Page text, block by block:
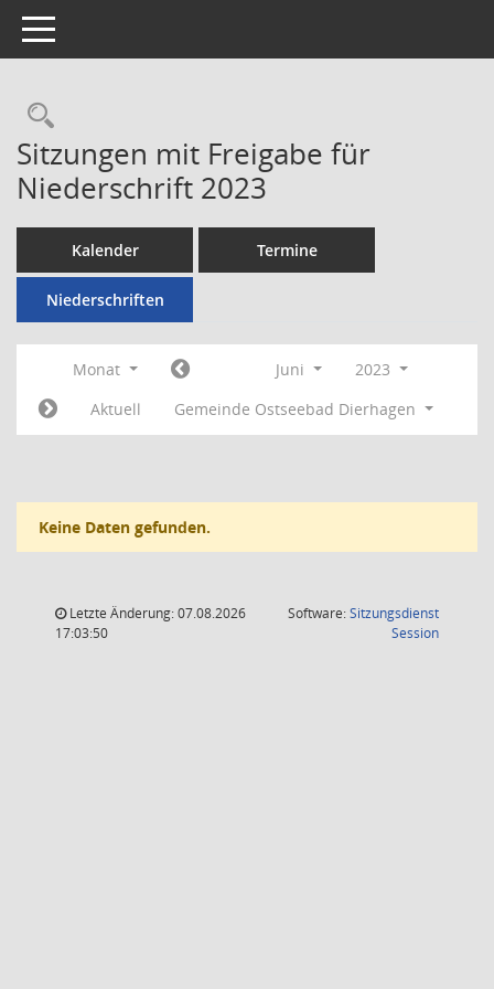
Toggle navigation
Rechercheauswahl
Sitzungen mit Freigabe für
Niederschrift 2023
Kalender Termine
Niederschriften
Monat Juni
2023
Aktuell
Gemeinde Ostseebad Dierhagen
Keine Daten gefunden.
Letzte Änderung: 07.08.2026
17:03:50
Software:Sitzungsdienst
Session(Wird in